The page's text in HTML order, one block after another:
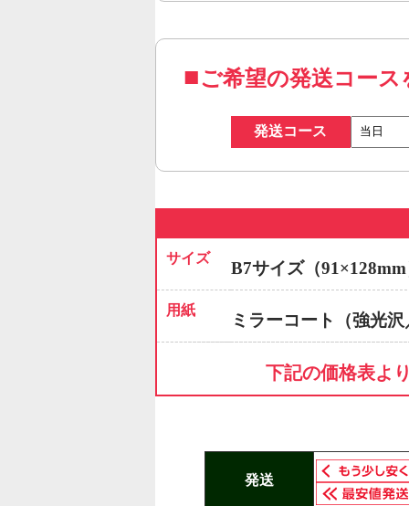
ご希望の発送コー
発送コース
サイズ
B7サイズ（
用紙
ミラーコート（強光
下記の価格表よ
発送